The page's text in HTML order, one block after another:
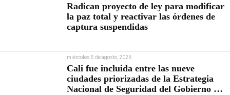
Radican proyecto de ley para modificar
la paz total y reactivar las órdenes de
captura suspendidas
miércoles 5 de agosto, 2026
Cali fue incluida entre las nueve
ciudades priorizadas de la Estrategia
Nacional de Seguridad del Gobierno de